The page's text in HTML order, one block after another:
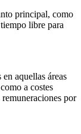
principal, como
libre para
aquellas áreas
a costes
por